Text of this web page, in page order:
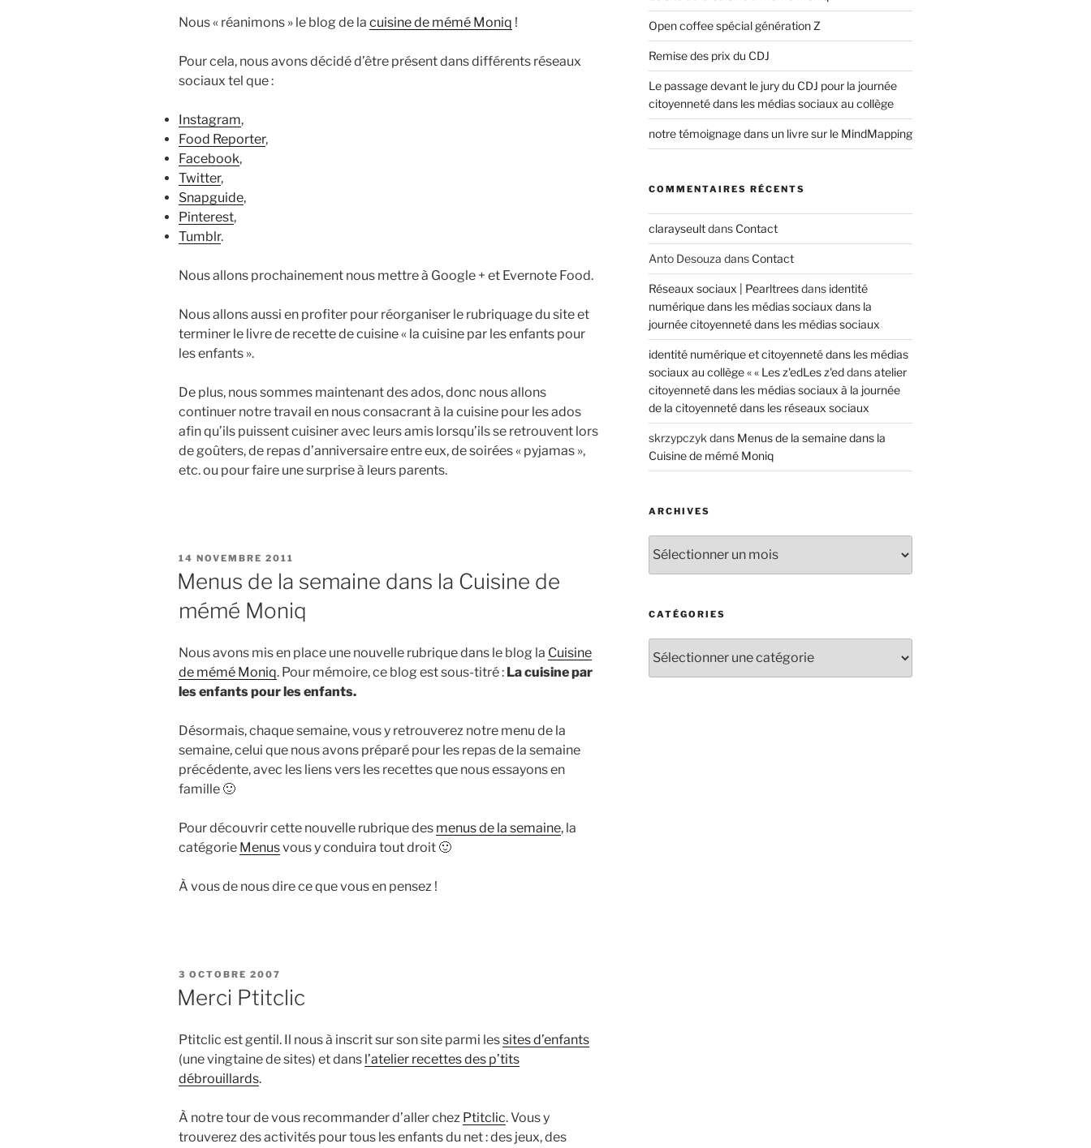
É
Nous « réanimons » le blog de la cuisine de mémé Moniq !
Pour cela, nous avons décidé d’être présent dans différents réseaux
sociaux tel que :
Instagram,
Food Reporter,
Facebook,
Twitter,
Snapguide,
Pinterest,
Tumblr.
Nous allons prochainement nous mettre à Google + et Evernote Food.
Nous allons aussi en profiter pour réorganiser le rubriquage du site et
terminer le livre de recette de cuisine « la cuisine par les enfants pour
les enfants ».
De plus, nous sommes maintenant des ados, donc nous allons
continuer notre travail en nous consacrant à la cuisine pour les ados
afin qu’ils puissent cuisiner avec leurs amis lorsqu’ils se retrouvent lors
de goûters, de repas d’anniversaire entre eux, de soirées « pyjamas »,
etc. ou pour faire une surprise à leurs parents.
P
B
I
É
E
14 NOVEMBRE 2011
Menus de la semaine dans la Cuisine de
mémé Moniq
Nous avons mis en place une nouvelle rubrique dans le blog la Cuisine
de mémé Moniq. Pour mémoire, ce blog est sous-titré : La cuisine par
les enfants pour les enfants.
Désormais, chaque semaine, vous y retrouverez notre menu de la
semaine, celui que nous avons préparé pour les repas de la semaine
précédente, avec les liens vers les recettes que nous essayons en
famille 🙂
Pour découvrir cette nouvelle rubrique des menus de la semaine, la
catégorie Menusvous y conduira tout droit 🙂
À vous de nous dire ce que vous en pensez !
P
U
B
É
L
E
3 OCTOBRE 2007
Merci Ptitclic
Ptitclic est gentil. Il nous à inscrit sur son site parmi lessites d’enfants
(une vingtaine de sites) et dans l’atelier recettes des p’tits
débrouillards.
À notre tour de vous recommander d’aller chez Ptitclic. Vous y
trouverez des activités pour tous les enfants du net : des jeux, des
Open coffee spécial génération Z
Remise des prix du CDJ
Le passage devant le jury du CDJ pour la journée
citoyenneté dans les médias sociaux au collège
notre témoignage dans un livre sur le MindMapping
COMMENTAIRES RÉCENTS
clarayseultdans Contact
Anto Desouza dans Contact
Réseaux sociaux | Pearltreesdans identité
numérique dans les médias sociaux dans la
journée citoyenneté dans les médias sociaux
identité numérique et citoyenneté dans les médias
sociaux au collège « « Les z'edLes z'eddansatelier
citoyenneté dans les médias sociaux à la journée
de la citoyenneté dans les réseaux sociaux
skrzypczyk dans Menus de la semaine dans la
Cuisine de mémé Moniq
ARCHIVES
c
i
e
CATÉGORIES
a
t